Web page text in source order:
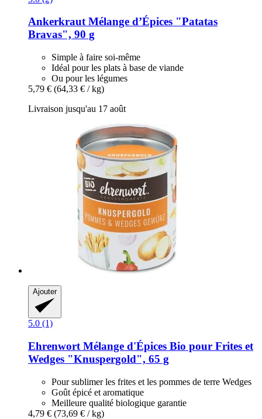
AnkerkrautMélange d’Épices "Patatas
Bravas", 90 g
Simple à faire soi-même
Idéal pour les plats à base de viande
Ou pour les légumes
5,79 € (64,33 € / kg)
Livraison jusqu'au 17 août
Ajouter
5.0 (1)
Ehrenwort Mélange d'Épices Bio pour Frites et
Wedges "Knuspergold", 65 g
Pour sublimer les frites et les pommes de terre Wedges
Goût épicé et aromatique
Meilleure qualité biologique garantie
4,79 € (73,69 € / kg)